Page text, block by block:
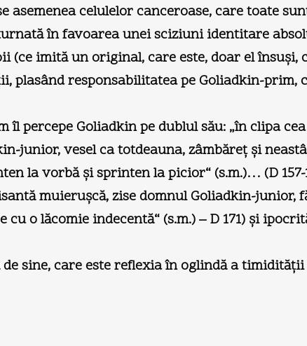
asemenea celulelor canceroase, care toate
în favoarea unei sciziuni identitare
(ce imită un original, care este, doar el
plasând responsabilitatea pe Goliadkin-prim,
îl percepe Goliadkin pe dublul său: „în clipa
junior, vesel ca totdeauna, zâmbăreţ şi
la vorbă şi sprinten la picior“ (s.m.)… (D 157-
muieruşcă, zise domnul Goliadkin-junior,
cu o lăcomie indecentă“ (s.m.) – D 171) şi
sine, care este reflexia în oglindă a